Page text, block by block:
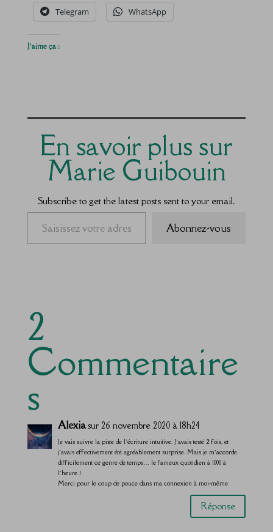
Telegram WhatsApp
J’aime ça :
En savoir plus sur
Marie Guibouin
Subscribe to get the latest posts sent to your email.
Saisissez votre adresse e-mail…
Abonnez-vous
2
Commentaire
s
Alexiasur 26 novembre 2020 à 18h24
Je vais suivre la piste de l’écriture intuitive. J’avais testé 2 fois, et
j’avais effectivement été agréablement surprise. Mais je m’accorde
difficilement ce genre de temps… le fameux quotidien à 1000 à
l’heure !
Merci pour le coup de pouce dans ma connexion à moi-même
Réponse